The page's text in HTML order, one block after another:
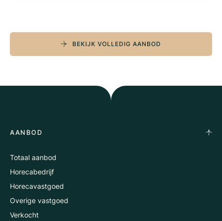
BEKIJK VOLLEDIG AANBOD
AANBOD
Totaal aanbod
Horecabedrijf
Horecavastgoed
Overige vastgoed
Verkocht